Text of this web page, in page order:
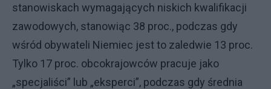
stanowiskach wymagających niskich kwalifikacji
zawodowych, stanowiąc 38 proc., podczas gdy
wśród obywateli Niemiec jest to zaledwie 13 proc.
Tylko 17 proc. obcokrajowców pracuje jako
„specjaliści” lub „eksperci”, podczas gdy średnia